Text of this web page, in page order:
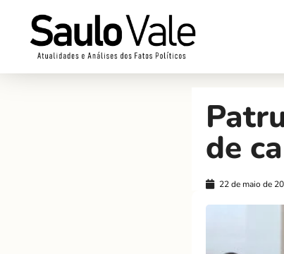
de
22 de maio de